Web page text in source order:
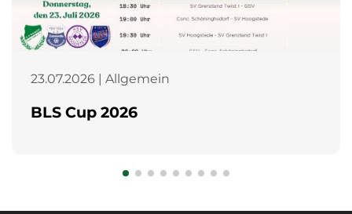
23.07.2026 | Allgemein
BLS Cup 2026